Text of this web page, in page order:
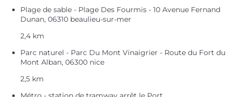
Plage de sable - Plage Des Fourmis - 10 Avenue Fernand
Dunan, 06310 beaulieu-sur-mer
2,4 km
Parc naturel - Parc Du Mont Vinaigrier - Route du Fort du
Mont Alban, 06300 nice
2,5 km